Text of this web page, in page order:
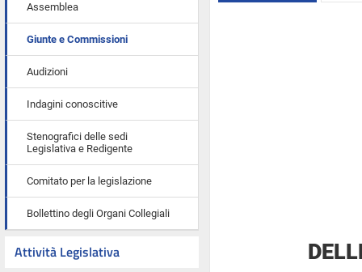
Assemblea
Giunte e Commissioni
Audizioni
Indagini conoscitive
Stenografici delle sedi
Legislativa e Redigente
Comitato per la legislazione
Bollettino degli Organi Collegiali
Attività Legislativa